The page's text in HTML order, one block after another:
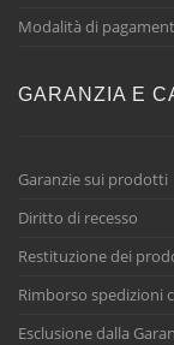
Modalità di
GARANZIA E
Garanzie sui prodotti
Diritto di recesso
Restituzione dei
Rimborso spedizioni
Esclusione dalla